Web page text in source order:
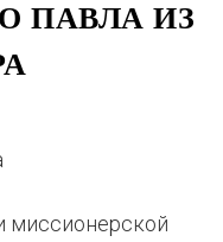
ПАВЛА ИЗ
миссионерской